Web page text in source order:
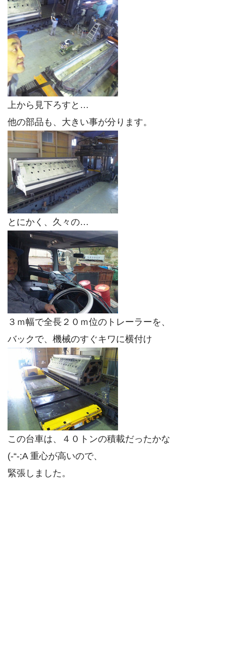
上から見下ろすと…
他の部品も、大きい事が分ります。
とにかく、久々の…
３ｍ幅で全長２０ｍ位のトレーラーを、
バックで、機械のすぐキワに横付け
この台車は、４０トンの積載だったかな
(-“-;A 重心が高いので、
緊張しました。